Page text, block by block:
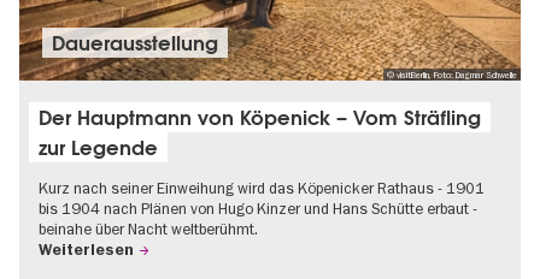
© visitBerlin, Foto: Dagmar Schwelle
Dauer­aus­stel­lung
Der Hauptmann von Köpenick – Vom Sträfling
zur Legende
Kurz nach seiner Einweihung wird das Köpenicker Rathaus - 1901
bis 1904 nach Plänen von Hugo Kinzer und Hans Schütte erbaut -
beinahe über Nacht weltberühmt.
Weiterlesen